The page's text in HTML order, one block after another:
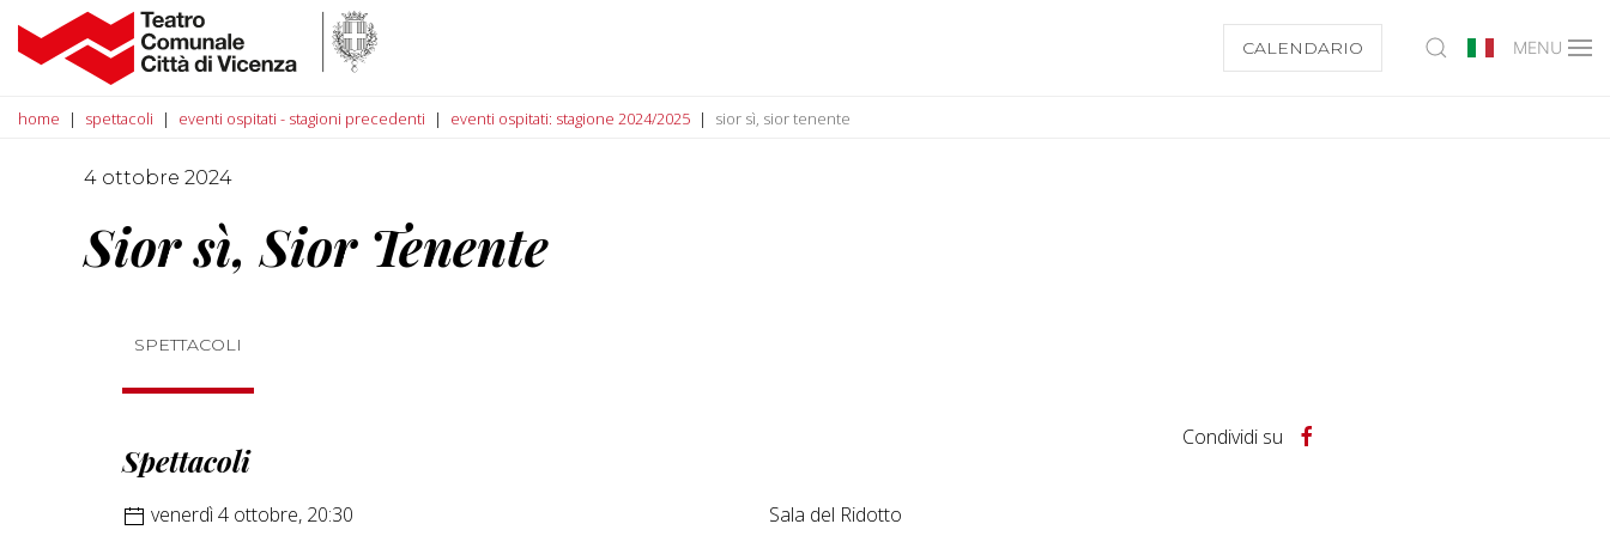
CALENDARIO MENU
home spettacoli eventi ospitati - stagioni precedenti eventi ospitati: stagione 2024/2025 sior sì, sior tenente
4 ottobre 2024
Sior sì, Sior Tenente
SPETTACOLI
Spettacoli
venerdì 4 ottobre, 20:30 Sala del Ridotto
Condividi su